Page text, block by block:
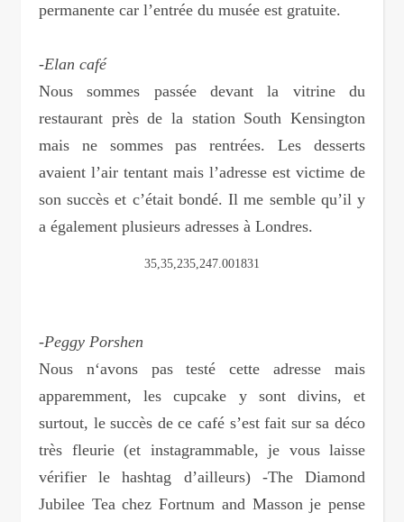
permanente car l’entrée du musée est gratuite.
-Elan café
Nous sommes passée devant la vitrine du
restaurant près de la station South Kensington
mais ne sommes pas rentrées. Les desserts
avaient l’air tentant mais l’adresse est victime de
son succès et c’était bondé. Il me semble qu’il y
a également plusieurs adresses à Londres.
35,35,235,247.001831
-Peggy Porshen
Nous n‘avons pas testé cette adresse mais
apparemment, les cupcake y sont divins, et
surtout, le succès de ce café s’est fait sur sa déco
très fleurie (et instagrammable, je vous laisse
vérifier le hashtag d’ailleurs) -The Diamond
Jubilee Tea chez Fortnum and Masson je pense